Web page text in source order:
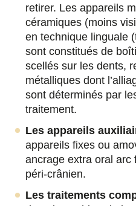
retirer. Les appareils
céramiques (moins
en technique linguale
sont constitués de
scellés sur les dents,
métalliques dont
sont déterminés par
traitement.
Les appareils
appareils fixes ou
ancrage extra oral arc
péri-crânien.
Les traitements